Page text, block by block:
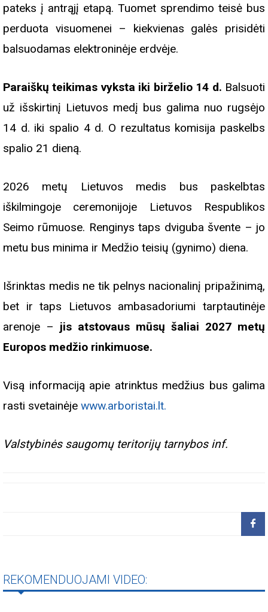
pateks į antrąjį etapą. Tuomet sprendimo teisė bus
perduota visuomenei – kiekvienas galės prisidėti
balsuodamas elektroninėje erdvėje.
Paraiškų teikimas vyksta iki birželio 14 d. Balsuoti
už išskirtinį Lietuvos medį bus galima nuo rugsėjo
14 d. iki spalio 4 d. O rezultatus komisija paskelbs
spalio 21 dieną.
2026 metų Lietuvos medis bus paskelbtas
iškilmingoje ceremonijoje Lietuvos Respublikos
Seimo rūmuose. Renginys taps dviguba švente – jo
metu bus minima ir Medžio teisių (gynimo) diena.
Išrinktas medis ne tik pelnys nacionalinį pripažinimą,
bet ir taps Lietuvos ambasadoriumi tarptautinėje
arenoje – jis atstovaus mūsų šaliai 2027 metų
Europos medžio rinkimuose.
Visą informaciją apie atrinktus medžius bus galima
rasti svetainėje www.arboristai.lt.
Valstybinės saugomų teritorijų tarnybos inf.
REKOMENDUOJAMI VIDEO: